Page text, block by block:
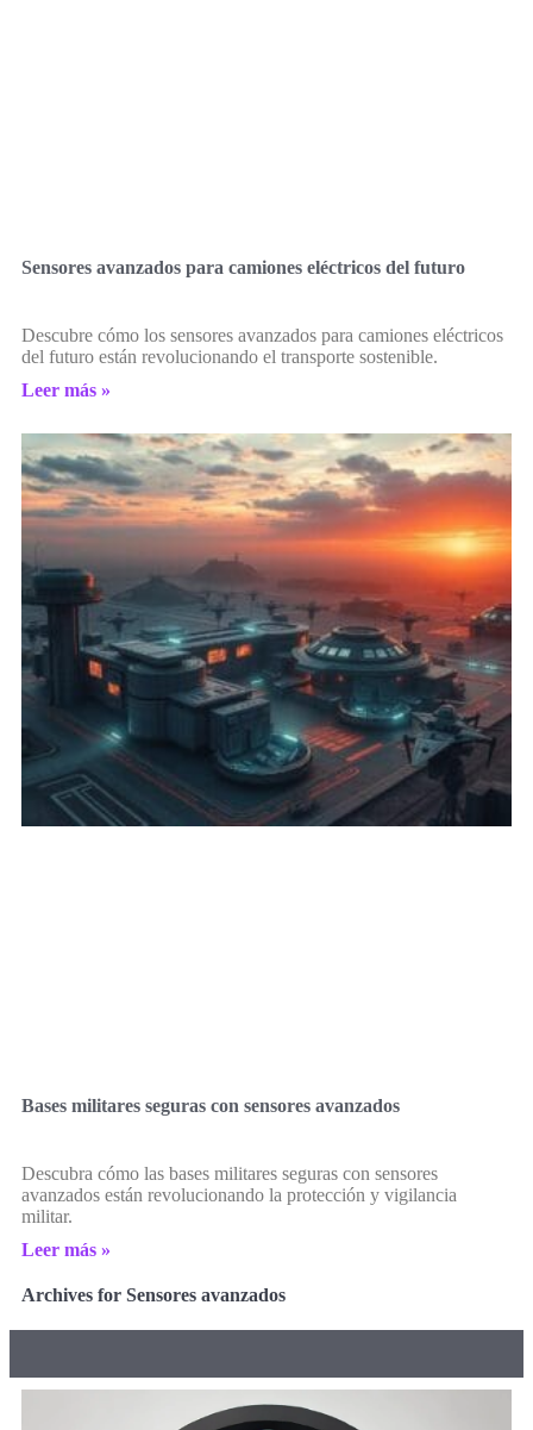
Sensores avanzados para camiones eléctricos del futuro
Descubre cómo los sensores avanzados para camiones eléctricos
del futuro están revolucionando el transporte sostenible.
Leer más »
Bases militares seguras con sensores avanzados
Descubra cómo las bases militares seguras con sensores
avanzados están revolucionando la protección y vigilancia
militar.
Leer más »
Archives for Sensores avanzados